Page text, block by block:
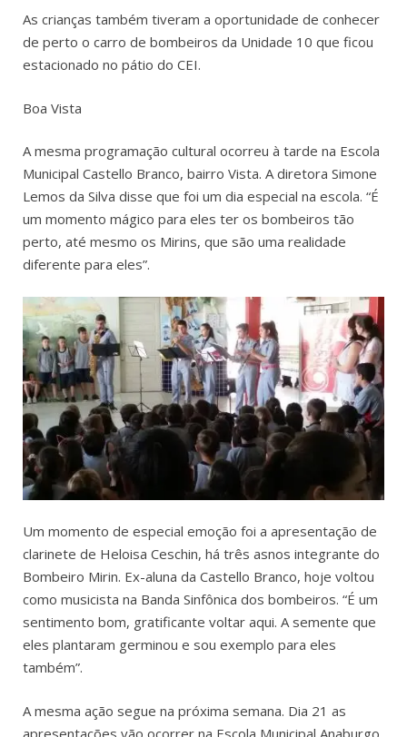
As crianças também tiveram a oportunidade de conhecer
de perto o carro de bombeiros da Unidade 10 que ficou
estacionado no pátio do CEI.
Boa Vista
A mesma programação cultural ocorreu à tarde na Escola
Municipal Castello Branco, bairro Vista. A diretora Simone
Lemos da Silva disse que foi um dia especial na escola. “É
um momento mágico para eles ter os bombeiros tão
perto, até mesmo os Mirins, que são uma realidade
diferente para eles”.
Um momento de especial emoção foi a apresentação de
clarinete de Heloisa Ceschin, há três asnos integrante do
Bombeiro Mirin. Ex-aluna da Castello Branco, hoje voltou
como musicista na Banda Sinfônica dos bombeiros. “É um
sentimento bom, gratificante voltar aqui. A semente que
eles plantaram germinou e sou exemplo para eles
também”.
A mesma ação segue na próxima semana. Dia 21 as
apresentações vão ocorrer na Escola Municipal Anaburgo